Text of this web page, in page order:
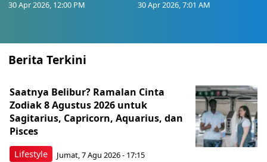
30 Apr 2026, 12:00 PM 30 Apr 2026, 7:01 AM
Berita Terkini
Lifestyle
Saatnya Belibur? Ramalan Cinta
Zodiak 8 Agustus 2026 untuk
Sagitarius, Capricorn, Aquarius, dan
Pisces
Jumat, 7 Agu 2026 - 17:15